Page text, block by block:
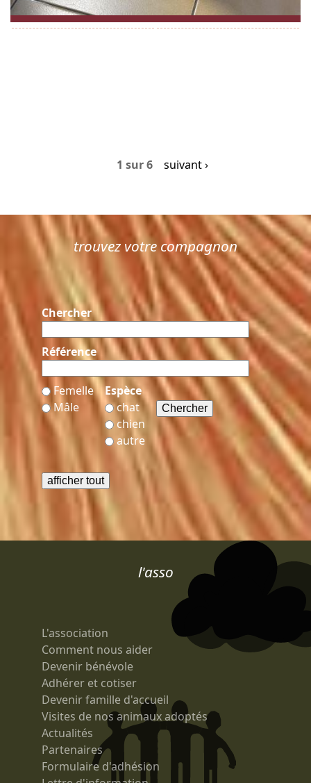
1 sur 6 suivant ›
trouvez votre compagnon
Chercher
Référence
Femelle
Mâle
Espèce
chat
chien
autre
l'asso
L'association
Comment nous aider
Devenir bénévole
Adhérer et cotiser
Devenir famille d'accueil
Visites de nos animaux adoptés
Actualités
Partenaires
Formulaire d'adhésion